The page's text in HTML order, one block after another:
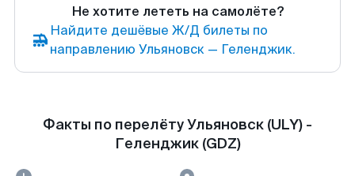
Не хотите лететь на самолёте?
Найдите дешёвые Ж/Д билеты по
направлению Ульяновск — Геленджик.
Факты по перелёту Ульяновск (ULY) -
Геленджик (GDZ)